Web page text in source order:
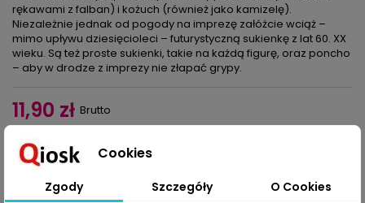
rękawami z falban) i kożuch (również jako kamizelę).
Niezależnie jednak od pogody na imprezę załóżcie wciąż –
mimo upływu dziesięcioleci – futurystyczną sukienkę z lat 60. XX
wieku. Są też proste sukienki, takie na każdą figurę, oraz poncho
– aby w drodze z imprezy nie złapać grypy.
11,90 zł Brutto
Ilość
Ostatnie sztuki w magazynie
Cookies
Zgody Szczegóły O Cookies